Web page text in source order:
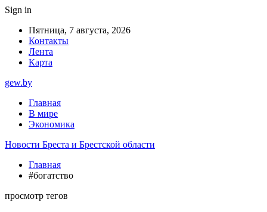
Sign in
Пятница, 7 августа, 2026
Контакты
Лента
Карта
gew.by
Главная
В мире
Экономика
Новости Бреста и Брестской области
Главная
#богатство
просмотр тегов